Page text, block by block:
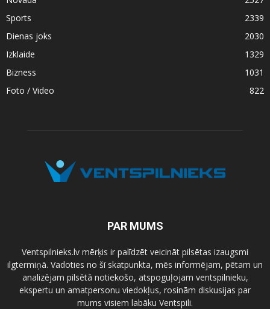
Sports
2339
Dienas joks
2030
Izklaide
1329
Bizness
1031
Foto / Video
822
PAR MUMS
Ventspilnieks.lv mērķis ir palīdzēt veicināt pilsētas izaugsmi
ilgtermiņā. Vadoties no šī skatpunkta, mēs informējam, pētam un
analizējam pilsētā notiekošo, atspoguļojam ventspilnieku,
ekspertu un amatpersonu viedokļus, rosinām diskusijas par
mums visiem labāku Ventspili.